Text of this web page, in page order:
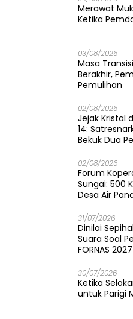
Merawat
Ketika
03/08/2026
Masa
Berakhir,
Pemulihan
02/08/2026
Jejak Kristal
14:
Bekuk Dua
02/08/2026
Forum
Sungai: 500
Desa Air
31/07/2026
Dinilai
Suara Soal
FORNAS 2027
30/07/2026
Ketika
untuk Parigi